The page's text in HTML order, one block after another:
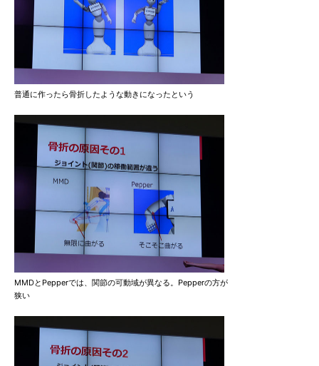
普通に作ったら骨折したような動きになったという
MMDとPepperでは、関節の可動域が異なる。Pepperの方が
狭い